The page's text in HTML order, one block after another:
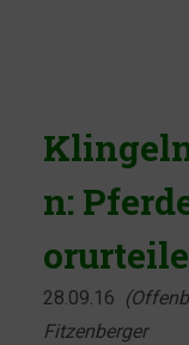
n:
orurteile
28.09.16
Fitzenberger